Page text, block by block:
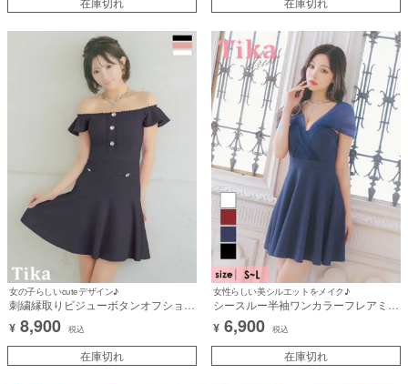
女の子らしいcuteデザイン♪
刺繍縁取りビジューボタンオフショル
ダーフリル袖ワンカラーフレアミニド
レス (Sサイズ～XXLサイズ) (聖菜/キ
ャバドレス着用)
¥ 8,900 税込
在庫切れ
女性らしい美シルエットをメイク♪
シースルー半袖ワンカラーフレアミニ
ドレス (Sサイズ～Lサイズ) (せいせい/
キャバドレス着用)
¥ 6,900 税込
在庫切れ